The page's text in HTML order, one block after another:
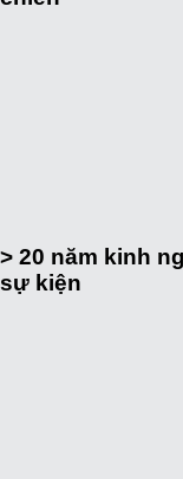
> 20 năm kinh
sự kiện